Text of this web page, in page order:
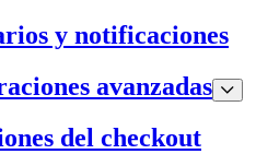
y notificaciones
avanzadas
del checkout